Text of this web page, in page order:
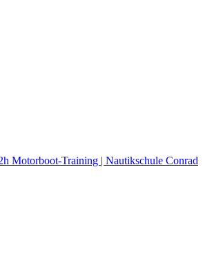
Motorboot-Training | Nautikschule Conrad